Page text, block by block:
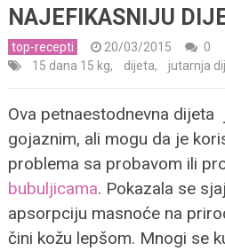
NAJEFIKASNIJU
top-recepti 20/03/2015 0
15 dana 15 kg, dijeta, jutarnja
Ova petnaestodnevna dijeta
gojaznim, ali mogu da je
problema sa probavom ili
bubuljicama. Pokazala se
apsorpciju masnoće na
čini kožu lepšom. Mnogi se